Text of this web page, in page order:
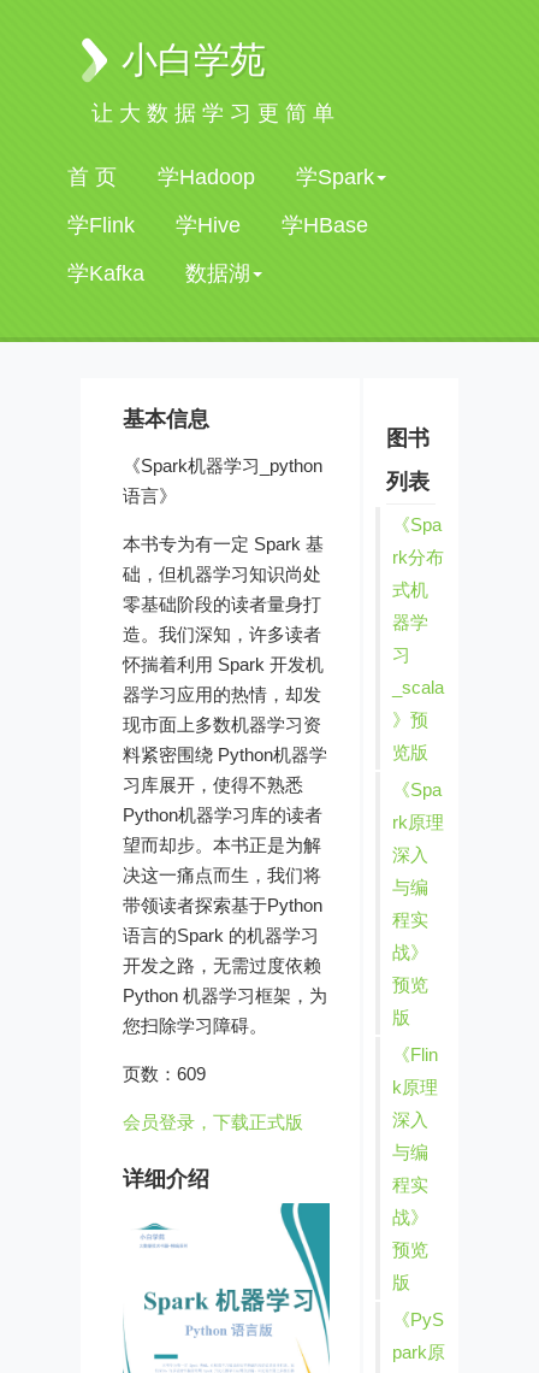
小白学苑
让大数据学习更简单
首 页 学Hadoop
学Spark
学Flink
学Hive
学HBase
学Kafka
数据湖
基本信息
《Spark机器学习_python
语言》
本书专为有一定 Spark 基
础，但机器学习知识尚处
零基础阶段的读者量身打
造。我们深知，许多读者
怀揣着利用 Spark 开发机
器学习应用的热情，却发
现市面上多数机器学习资
料紧密围绕 Python机器学
习库展开，使得不熟悉
Python机器学习库的读者
望而却步。本书正是为解
决这一痛点而生，我们将
带领读者探索基于Python
语言的Spark 的机器学习
开发之路，无需过度依赖
Python 机器学习框架，为
您扫除学习障碍。
页数：609
会员登录，下载正式版
详细介绍
图书
列表
《Spa
rk分布
式机
器学
习
_scala
》预
览版
《Spa
rk原理
深入
与编
程实
战》
预览
版
《Flin
k原理
深入
与编
程实
战》
预览
版
《PyS
park原